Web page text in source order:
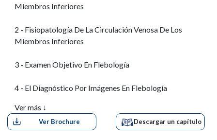
Ver Brochure Descargar un capítulo
Miembros Inferiores
2 - Fisiopatología De La Circulación Venosa De Los
Miembros Inferiores
3 - Examen Objetivo En Flebología
4 - El Diagnóstico Por Imágenes En Flebología
5 - Insuficiencia Venosa Crónica
Ver más ↓